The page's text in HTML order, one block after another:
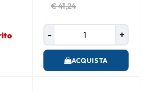
€ 41,24
ACQUISTA